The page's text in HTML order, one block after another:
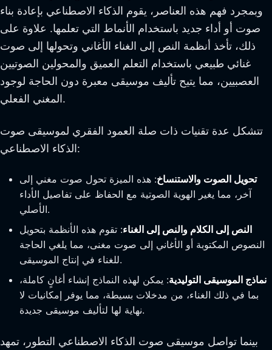
وبمجرد فهم هذه العناصر، يقوم الذكاء الاصطناعي بإعادة بناء
صوت أو أداء جديد باستخدام الأنماط التي تعلمها. علاوة على
ذلك، تأخذ أنظمة النص إلى الغناء الأغاني وتحولها إلى صوت
غنائي طبيعي باستخدام التعلم العميق والمحولين الصوتيين
العصبيين، مما يتيح تأليف موسيقى معبرة دون الحاجة لوجود
المغني الفعلي.
تتشكل عدة تقنيات ذات صلة العمود الفقري لموسيقى صوت
الذكاء الاصطناعي:
تحويل الصوت والاستنساخ: هذه الميزة تحول صوت مغني إلى
آخر، مما يغير الهوية الصوتية مع الحفاظ على تفاصيل الأداء
الأصلي.
النص إلى الكلام والنص إلى الغناء: تقوم هذه الأنظمة بتحويل
النصوص المكتوبة أو الأغاني إلى صوت مغنى، مما يلغي الحاجة
للغناء في إنتاج الموسيقى.
نماذج الموسيقى التوليدية: يمكن لهذه النماذج إنشاء أغانٍ كاملة،
بما في ذلك الغناء، من مدخلات بسيطة، مما يوفر إمكانيات لا
نهاية لها لتأليف موسيقى جديدة.
بينما تواصل موسيقى صوت الذكاء الاصطناعي التطور، تمهد